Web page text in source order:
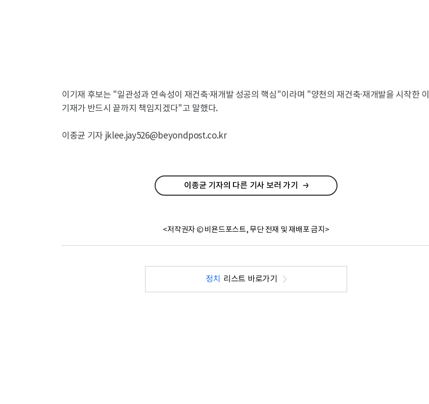
이기재 후보는 "일관성과 연속성이 재건축·재개발 성공의 핵심"이라며 "양천의 재건축·재개발을 시작한 이
기재가 반드시 끝까지 책임지겠다"고 말했다.
이종균 기자 jklee.jay526@beyondpost.co.kr
이종균 기자의 다른 기사 보러 가기
<저작권자 © 비욘드포스트, 무단 전재 및 재배포 금지>
정치 리스트 바로가기